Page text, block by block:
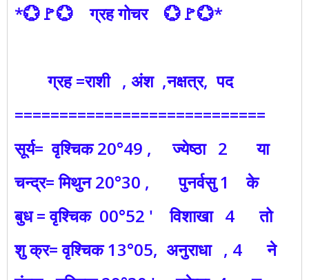
*💮🚩💮 ग्रह गोचर 💮🚩💮*
ग्रह =राशी , अंश ,नक्षत्र, पद
============================
सूर्य= वृश्चिक 20°49 , ज्येष्ठा 2 या
चन्द्र= मिथुन 20°30 , पुनर्वसु 1 के
बुध = वृश्चिक 00°52 ' विशाखा 4 तो
शु क्र= वृश्चिक 13°05, अनुराधा , 4 ने